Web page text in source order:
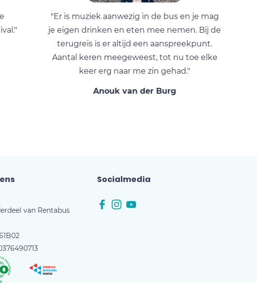
"Er is muziek aanwezig in de bus en je mag
je eigen drinken en eten mee nemen. Bij de
terugreis is er altijd een aanspreekpunt.
Aantal keren meegeweest, tot nu toe elke
keer erg naar me zin gehad."
Anouk van der Burg
van Rentabus
Socialmedia